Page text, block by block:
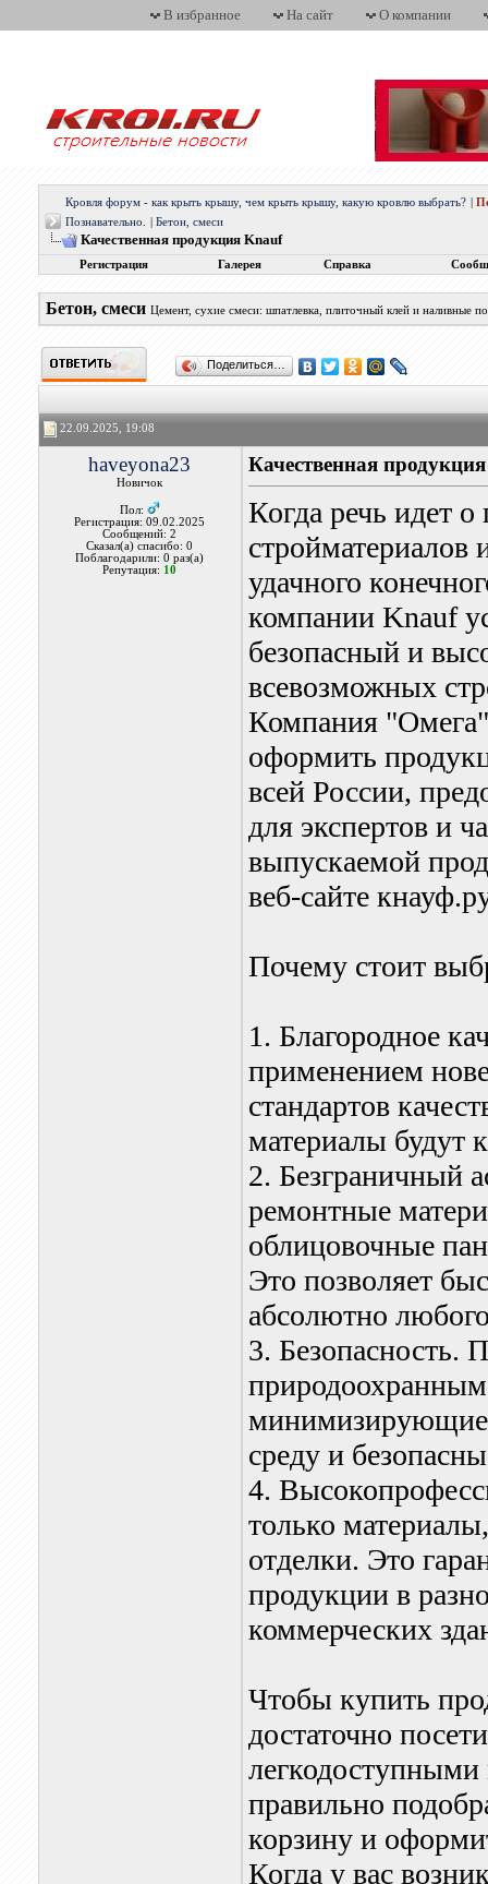
В избранное На сайт О компании
Кровля форум - как крыть крышу, чем крыть крышу, какую кровлю выбрать?
Познавательно.
Бетон, смеси
Качественная продукция Knauf
Регистрация Галерея Справка
Бетон, смеси Цемент, сухие смеси: шпатлевка, плиточный клей и наливные
Поделиться…
22.09.2025, 19:08
haveyona23
Новичок
Пол:
Регистрация: 09.02.2025
Сообщений: 2
Сказал(а) спасибо: 0
Поблагодарили: 0 раз(а)
Репутация: 10
Качественная
Когда речь идет
стройматериалов
удачного
компании Knauf
безопасный и
всевозможных
Компания
оформить
всей России,
для экспертов и
выпускаемой
веб-сайте
Почему стоит
1. Благородное
применением
стандартов
материалы будут
2. Безграничный
ремонтные
облицовочные
Это позволяет
абсолютно
3. Безопасность.
минимизирующие
среду и
4.
только
отделки. Это
продукции в
коммерческих
Чтобы купить
достаточно
правильно
корзину и
Когда у вас